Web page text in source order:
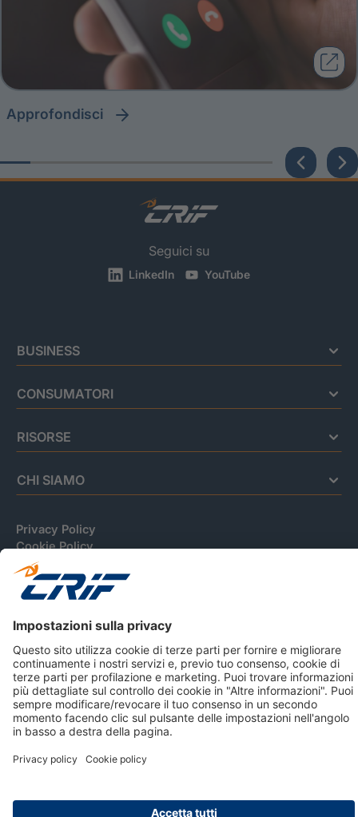
approfondisci
Seguici su
LinkedIn YouTube
BUSINESS
CONSUMATORI
RISORSE
CHI SIAMO
Privacy Policy
Cookie Policy
Informativa Dati Personali
CRIF Business Ethics
Accessibilità
Creditizie
© 2026 CRIF S.p.A. Tutti i diritti riservati.
Via della Beverara, 21 / 40131 Bologna / Italy Cap. Soc.
sottoscritto € 51.941.235,00 di cui versato € 51.806.190,00 |
R.E.A. n° 410952 | Reg. Impr. Bo, C.F. e P.IVA 02083271201